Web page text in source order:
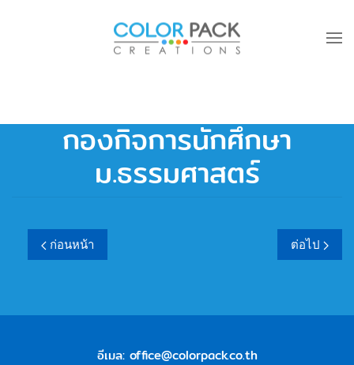
Skip to main content
กองกิจการนักศึกษา
ม.ธรรมศาสตร์
ก่อนหน้า ต่อไป
อีเมล: office@colorpack.co.th